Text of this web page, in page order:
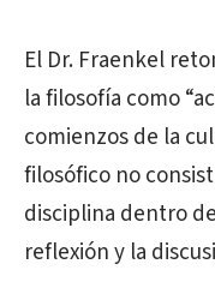
El Dr. Fraenkel
la filosofía como
comienzos de la
filosófico no
disciplina dentro
reflexión y la